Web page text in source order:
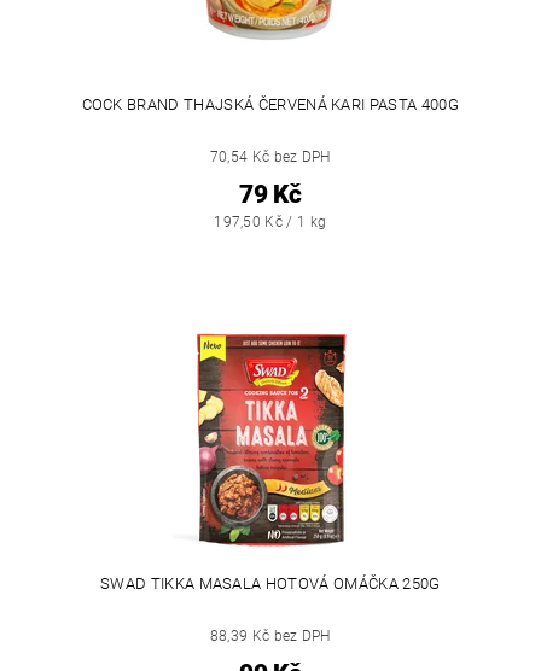
COCK BRAND THAJSKÁ ČERVENÁ KARI PASTA 400G
70,54 Kč bez DPH
79 Kč
197,50 Kč / 1 kg
SWAD TIKKA MASALA HOTOVÁ OMÁČKA 250G
88,39 Kč bez DPH